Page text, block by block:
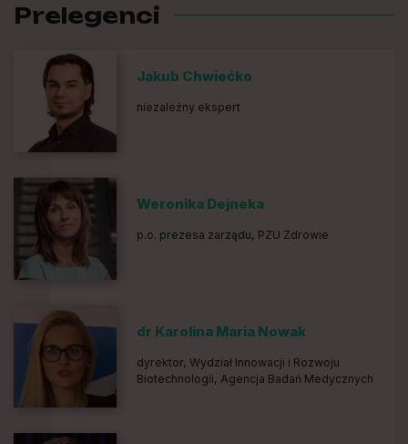
Prelegenci
Jakub Chwiećko
niezależny ekspert
Weronika Dejneka
p.o. prezesa zarządu, PZU Zdrowie
dr Karolina Maria Nowak
dyrektor, Wydział Innowacji i Rozwoju
Biotechnologii, Agencja Badań Medycznych